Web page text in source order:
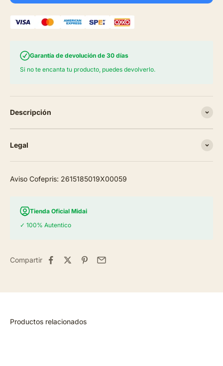
Garantía de devolución de 30 días
Si no te encanta tu producto, puedes devolverlo.
Descripción
Legal
Aviso Cofepris: 2615185019X00059
Tienda Oficial Midai
✓ 100% Autentico
Compartir